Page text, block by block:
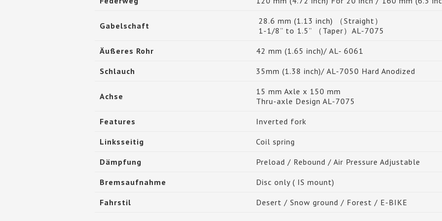
Gabelschaft
28.6 mm (1.13 inch) （Straight）
1-1/8” to 1.5” （Taper）AL-7075
Äußeres Rohr 42 mm (1.65 inch)/ AL- 6061
Schlauch 35mm (1.38 inch)/ AL-7050 Hard Anodized
Achse
15 mm Axle x 150 mm
Thru-axle Design AL-7075
Features Inverted fork
Linksseitig Coil spring
Dämpfung Preload / Rebound / Air Pressure Adjustable
Bremsaufnahme Disc only ( IS mount)
Fahrstil Desert / Snow ground / Forest / E-BIKE